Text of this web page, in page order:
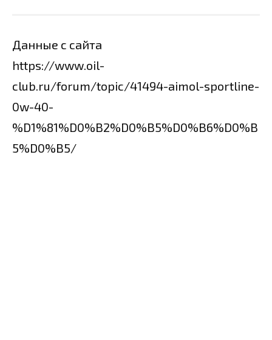
Данные с сайта
https://www.oil-
club.ru/forum/topic/41494-aimol-sportline-
0w-40-
%D1%81%D0%B2%D0%B5%D0%B6%D0%B
5%D0%B5/